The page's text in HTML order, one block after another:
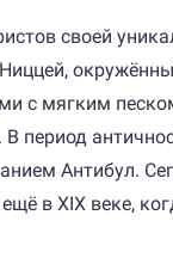
своей
с мягким
период
Антибул.
в XIX веке,